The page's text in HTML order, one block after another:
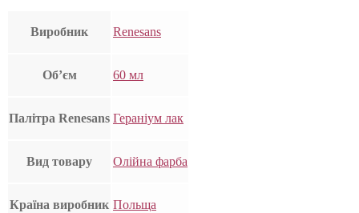
Виробник Renesans
Об’єм 60 мл
Палітра Renesans Гераніум лак
Вид товару Олійна фарба
Країна виробник Польща